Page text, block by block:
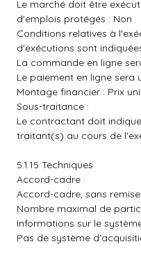
Le marché doit être
d'emplois protégés : Non
Conditions relatives à
d'exécutions sont
La commande en ligne
Le paiement en ligne sera
Montage financier : Prix
Sous-traitance :
Le contractant doit
traitant(s) au cours de
5.1.15 Techniques
Accord-cadre :
Accord-cadre, sans
Nombre maximal de
Informations sur le
Pas de système